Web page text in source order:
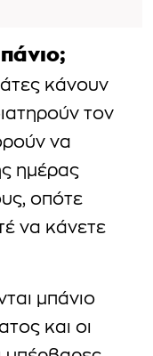
κάνουν
τον
να
ημέρας
οπότε
να κάνετε
μπάνιο
και οι